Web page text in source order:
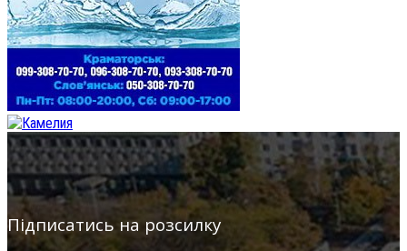
Підписатись на розсилку